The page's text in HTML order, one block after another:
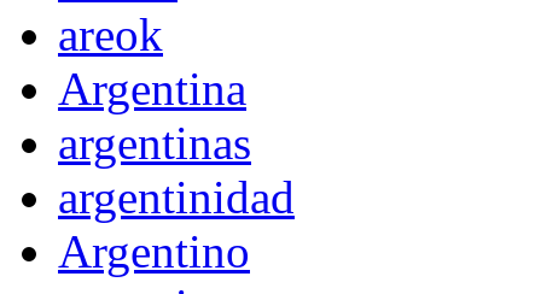
areok
Argentina
argentinas
argentinidad
Argentino